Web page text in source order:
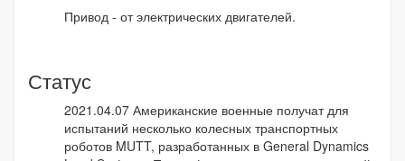
Привод - от электрических двигателей.
Статус
2021.04.07 Американские военные получат для
испытаний несколько колесных транспортных
роботов MUTT, разработанных в General Dynamics